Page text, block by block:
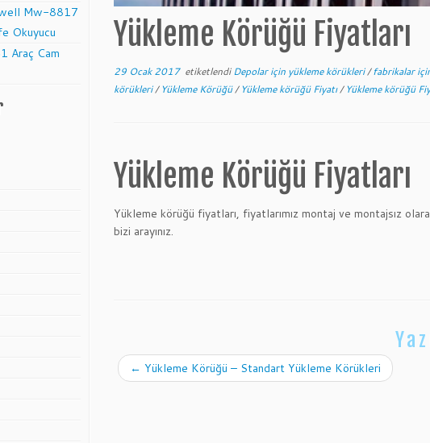
Mw-8817
Okuyucu
Araç Cam
Yükleme Körüğü Fiyatları
29 Ocak 2017etiketlendiDepolar için yükleme körükleri/fabrikalar
körükleri/ Yükleme Körüğü/ Yükleme körüğü Fiyatı/ Yükleme körüğü
Yükleme Körüğü Fiyatları
Yükleme körüğü fiyatları, fiyatlarımız montaj ve montajsız
bizi arayınız.
← Yükleme Körüğü – Standart Yükleme Körükleri